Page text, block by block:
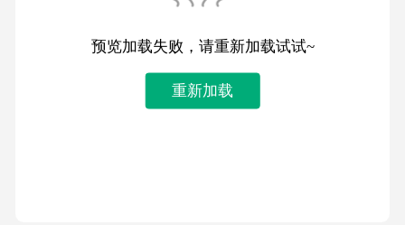
预览加载失败，请重新加载试试~
重新加载